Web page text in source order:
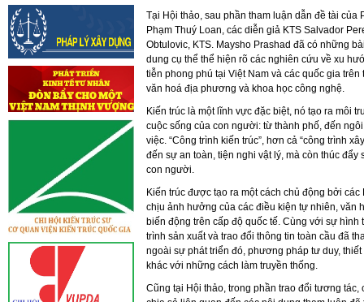
Tại Hội thảo, sau phần tham luận dẫn đề tài của
Phạm Thuý Loan, các diễn giả KTS Salvador
Obtulovic, KTS. Maysho Prashad đã có những
dung cụ thể thể hiện rõ các nghiên cứu về xu
tiễn phong phú tại Việt Nam và các quốc gia
văn hoá địa phương và khoa học công nghệ.
Kiến trúc là một lĩnh vực đặc biệt, nó tạo ra môi
cuộc sống của con người: từ thành phố, đến
việc. “Công trình kiến trúc”, hơn cả “công trình
đến sự an toàn, tiện nghi vật lý, mà còn thúc
con người.
Kiến trúc được tạo ra một cách chủ động bởi
chịu ảnh hưởng của các điều kiện tự nhiên,
biến động trên cấp độ quốc tế. Cùng với sự
trình sản xuất và trao đổi thông tin toàn cầu đã
ngoài sự phát triển đó, phương pháp tư duy,
khác với những cách làm truyền thống.
Cũng tại Hội thảo, trong phần trao đổi tương